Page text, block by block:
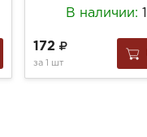
В наличии:
172
за 1 шт